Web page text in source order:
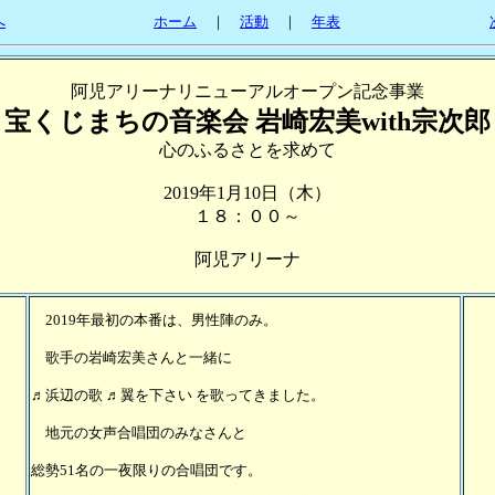
ホーム ｜ 活動 ｜ 年表
阿児アリーナリニューアルオープン記念事業
宝くじまちの音楽会 岩崎宏美with宗次郎
心のふるさとを求めて
2019年1月10日（木）
１８：００～
阿児アリーナ
2019年最初の本番は、男性陣のみ。
歌手の岩崎宏美さんと一緒に
♬浜辺の歌 ♬翼を下さい を歌ってきました。
地元の女声合唱団のみなさんと
総勢51名の一夜限りの合唱団です。